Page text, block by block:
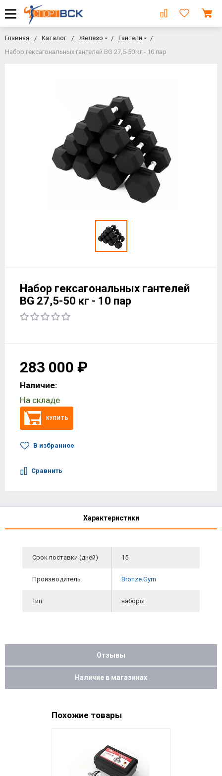
Главная Каталог Железо
Гантели
Набор гексагональных гантелей BG 27,5-50 кг - 10 пар
Набор гексагональных гантелей
BG 27,5-50 кг - 10 пар
283 000 ₽
Наличие:
На складе
КУПИТЬ
В избранное
Сравнить
Характеристики
Срок поставки (дней) 15
Производитель Bronze Gym
Тип наборы
Отзывы
Наличие в магазинах
Похожие товары